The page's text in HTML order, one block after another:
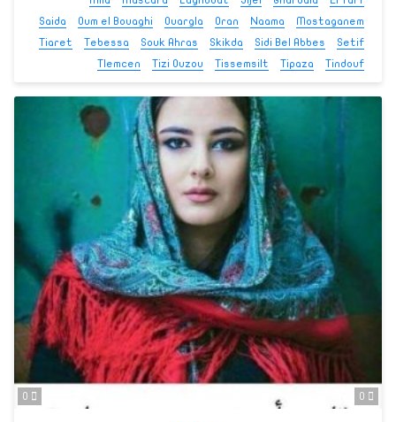
Mostaganem
Naama
Oran
Ouargla
Oum el Bouaghi
Saida
Setif
Sidi Bel Abbes
Skikda
Souk Ahras
Tebessa
Tiaret
Tindouf
Tipaza
Tissemsilt
Tizi Ouzou
Tlemcen